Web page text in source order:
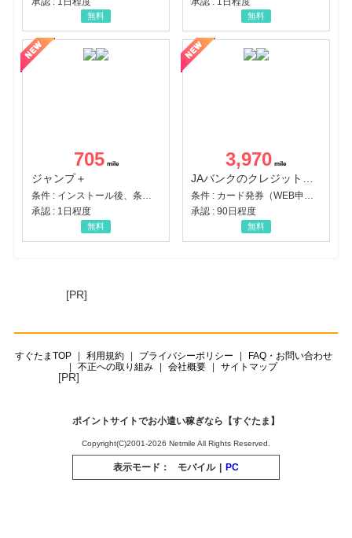
無料 無料
705
ジャンプ＋
承認 : 1日程度
無料
3,970
承認 : 90日程度
無料
[PR]
すぐたまTOP 利用規約 プライバシーポリシー
FAQ・お問い合わせ
不正への取り組み
会社概要 サイトマップ
[PR]
ポイントサイトでお小遣い稼ぎなら【すぐたま】
Copyright(C)2001-2026 Netmile All Rights Reserved.
表示モード： モバイル | PC